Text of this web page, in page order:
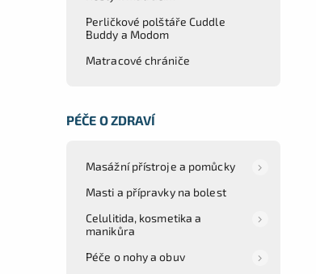
Perličkové polštáře Cuddle
Buddy a Modom
Matracové chrániče
PÉČE O ZDRAVÍ
Masážní přístroje a pomůcky
Masti a přípravky na bolest
Celulitida, kosmetika a
manikůra
Péče o nohy a obuv